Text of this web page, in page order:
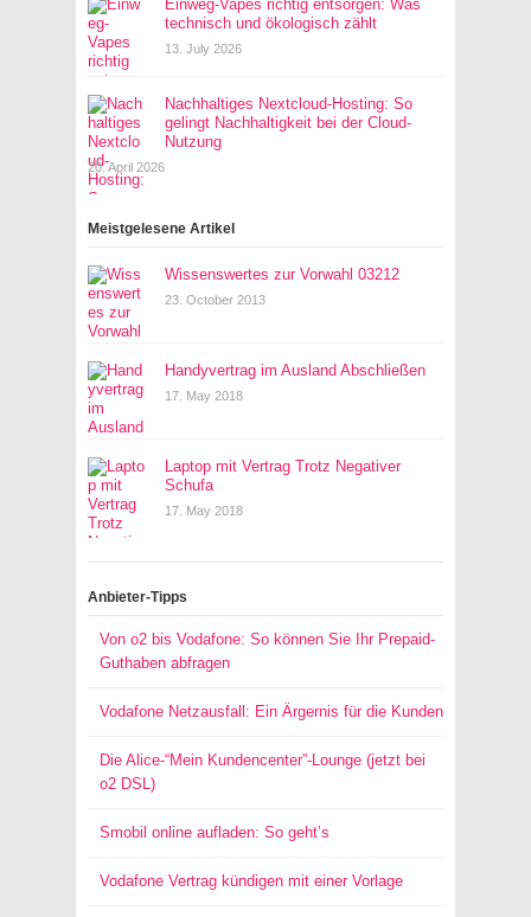
Einweg-Vapes richtig entsorgen: Was
technisch und ökologisch zählt
13. July 2026
Nachhaltiges Nextcloud-Hosting: So
gelingt Nachhaltigkeit bei der Cloud-
Nutzung
20. April 2026
Meistgelesene Artikel
Wissenswertes zur Vorwahl 03212
23. October 2013
Handyvertrag im Ausland Abschließen
17. May 2018
Laptop mit Vertrag Trotz Negativer
Schufa
17. May 2018
Anbieter-Tipps
Von o2 bis Vodafone: So können Sie Ihr Prepaid-
Guthaben abfragen
Vodafone Netzausfall: Ein Ärgernis für die Kunden
Die Alice-“Mein Kundencenter”-Lounge (jetzt bei
o2 DSL)
Smobil online aufladen: So geht’s
Vodafone Vertrag kündigen mit einer Vorlage